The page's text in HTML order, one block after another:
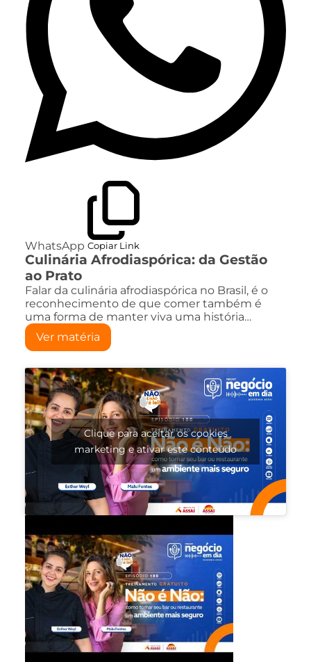
WhatsApp Copiar Link
Culinária Afrodiaspórica: da Gestão
ao Prato
Falar da culinária afrodiaspórica no Brasil, é o
reconhecimento de que comer também é
uma forma de manter viva uma história…
Ver matéria
Clique para aceitar os cookies
marketing e ativar este conteúdo